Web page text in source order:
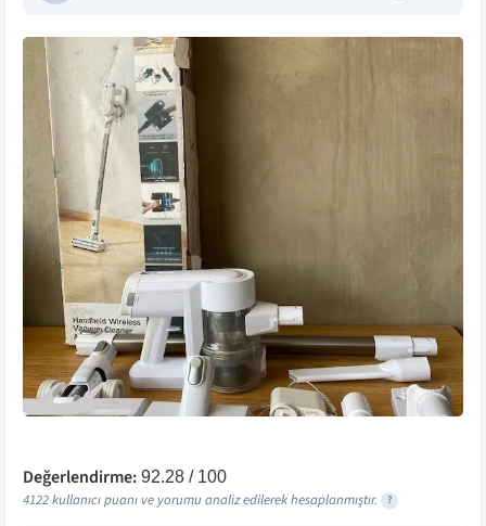
Değerlendirme: 92.28 / 100
4122kullanıcı puanı ve yorumu analiz edilerek hesaplanmıştır. ?